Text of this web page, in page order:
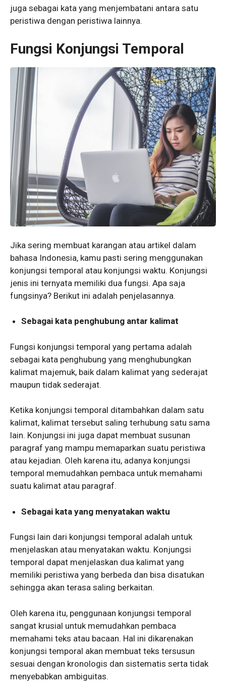
juga sebagai kata yang menjembatani antara satu
peristiwa dengan peristiwa lainnya.
Fungsi Konjungsi Temporal
Jika sering membuat karangan atau artikel dalam
bahasa Indonesia, kamu pasti sering menggunakan
konjungsi temporal atau konjungsi waktu. Konjungsi
jenis ini ternyata memiliki dua fungsi. Apa saja
fungsinya? Berikut ini adalah penjelasannya.
Sebagai kata penghubung antar kalimat
Fungsi konjungsi temporal yang pertama adalah
sebagai kata penghubung yang menghubungkan
kalimat majemuk, baik dalam kalimat yang sederajat
maupun tidak sederajat.
Ketika konjungsi temporal ditambahkan dalam satu
kalimat, kalimat tersebut saling terhubung satu sama
lain. Konjungsi ini juga dapat membuat susunan
paragraf yang mampu memaparkan suatu peristiwa
atau kejadian. Oleh karena itu, adanya konjungsi
temporal memudahkan pembaca untuk memahami
suatu kalimat atau paragraf.
Sebagai kata yang menyatakan waktu
Fungsi lain dari konjungsi temporal adalah untuk
menjelaskan atau menyatakan waktu. Konjungsi
temporal dapat menjelaskan dua kalimat yang
memiliki peristiwa yang berbeda dan bisa disatukan
sehingga akan terasa saling berkaitan.
Oleh karena itu, penggunaan konjungsi temporal
sangat krusial untuk memudahkan pembaca
memahami teks atau bacaan. Hal ini dikarenakan
konjungsi temporal akan membuat teks tersusun
sesuai dengan kronologis dan sistematis serta tidak
menyebabkan ambiguitas.